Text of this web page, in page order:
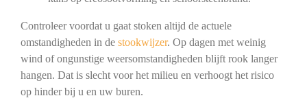
Controleer voordat u gaat stoken altijd de actuele
omstandigheden in de stookwijzer. Op dagen met weinig
wind of ongunstige weersomstandigheden blijft rook langer
hangen. Dat is slecht voor het milieu en verhoogt het risico
op hinder bij u en uw buren.